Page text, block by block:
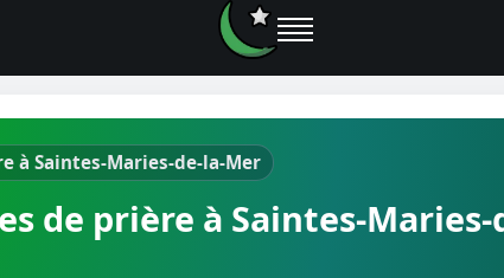
prières
près de moi
à Saintes-Maries-de-la-Mer
de prière à Saintes-Maries-